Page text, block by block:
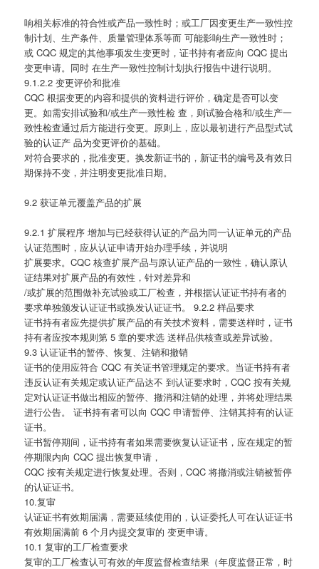
响相关标准的符合性或产品一致性时；或工厂因变更生产一致性控
制计划、生产条件、质量管理体系等而 可能影响生产一致性时；
或 CQC 规定的其他事项发生变更时，证书持有者应向 CQC 提出
变更申请。同时 在生产一致性控制计划执行报告中进行说明。
9.1.2.2 变更评价和批准
CQC 根据变更的内容和提供的资料进行评价，确定是否可以变
更。如需安排试验和/或生产一致性检 查，则试验合格和/或生产一
致性检查通过后方能进行变更。原则上，应以最初进行产品型式试
验的认证产 品为变更评价的基础。
对符合要求的，批准变更。换发新证书的，新证书的编号及有效日
期保持不变，并注明变更批准日期。
9.2 获证单元覆盖产品的扩展
9.2.1 扩展程序 增加与已经获得认证的产品为同一认证单元的产品
认证范围时，应从认证申请开始办理手续，并说明
扩展要求。CQC 核查扩展产品与原认证产品的一致性，确认原认
证结果对扩展产品的有效性，针对差异和
/或扩展的范围做补充试验或工厂检查，并根据认证证书持有者的
要求单独颁发认证证书或换发认证证书。 9.2.2 样品要求
证书持有者应先提供扩展产品的有关技术资料，需要送样时，证书
持有者应按本规则第 5 章的要求选 送样品供核查或差异试验。
9.3 认证证书的暂停、恢复、注销和撤销
证书的使用应符合 CQC 有关证书管理规定的要求。当证书持有者
违反认证有关规定或认证产品达不 到认证要求时，CQC 按有关规
定对认证证书做出相应的暂停、撤消和注销的处理，并将处理结果
进行公告。 证书持有者可以向 CQC 申请暂停、注销其持有的认证
证书。
证书暂停期间，证书持有者如果需要恢复认证证书，应在规定的暂
停期限内向 CQC 提出恢复申请，
CQC 按有关规定进行恢复处理。否则，CQC 将撤消或注销被暂停
的认证证书。
10.复审
认证证书有效期届满，需要延续使用的，认证委托人可在认证证书
有效期届满前 6 个月内提交复审的 变更申请。
10.1 复审的工厂检查要求
复审的工厂检查认可有效的年度监督检查结果（年度监督正常，时